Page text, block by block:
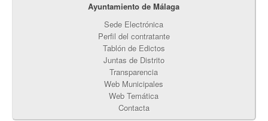
Ayuntamiento de Málaga
Sede Electrónica
Perfil del contratante
Tablón de Edictos
Juntas de Distrito
Transparencia
Web Municipales
Web Temática
Contacta